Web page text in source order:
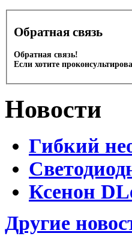
Обратная связь
Обратная связь!
Если хотите
Новости
Гибкий
Ксенон
Другие